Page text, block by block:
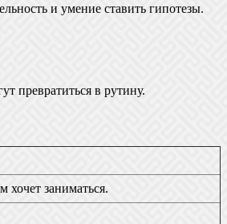
и умение ставить гипотезы.
превратиться в рутину.
хочет заниматься.